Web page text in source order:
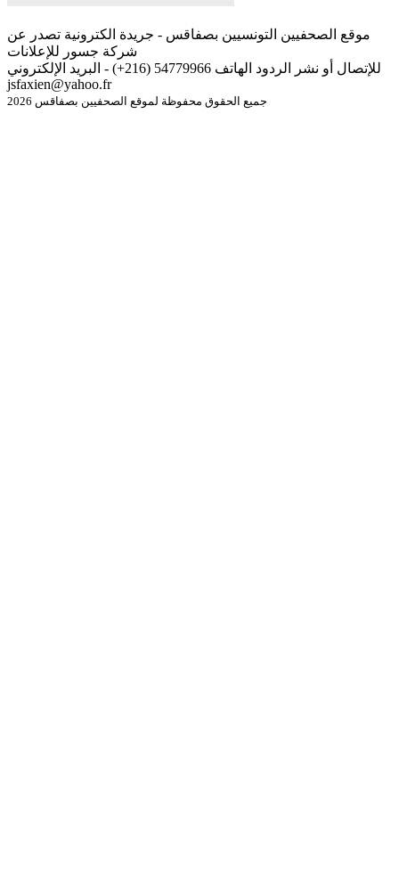
موقع الصحفيين التونسيين بصفاقس - جريدة الكترونية تصدر عن
شركة جسور للإعلانات
للإتصال أو نشر الردود الهاتف 54779966 (216+) - البريد الإلكتروني
jsfaxien@yahoo.fr
جميع الحقوق محفوظة لموقع الصحفيين بصفاقس 2026